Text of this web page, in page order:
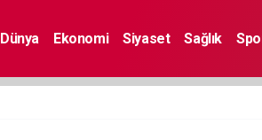
Dünya Ekonomi Siyaset Sağlık